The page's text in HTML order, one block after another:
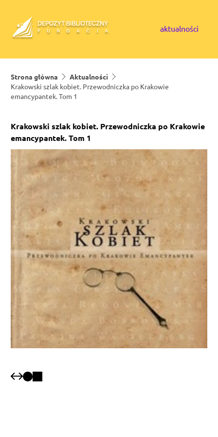
aktualności
Strona główna
Aktualności
Krakowski szlak kobiet. Przewodniczka po Krakowie
emancypantek. Tom 1
Krakowski szlak kobiet. Przewodniczka po Krakowie
emancypantek. Tom 1